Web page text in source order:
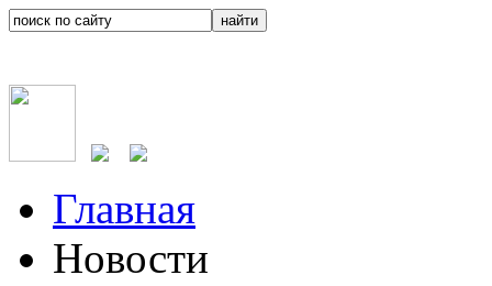
Главная
Новости